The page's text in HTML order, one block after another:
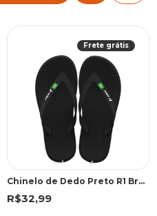
Frete grátis
Chinelo de Dedo Preto R1 Brasil | Rider
R$32,99